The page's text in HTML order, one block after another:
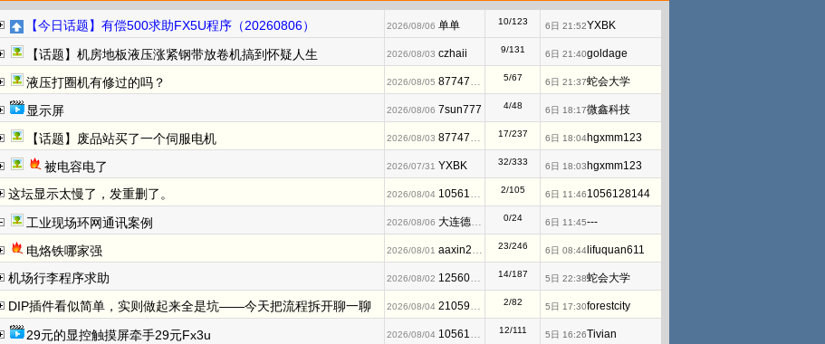
【今日话题】有偿500求助FX5U程序（20260806） 2026/08/06 单单 10/123 6日 21:52YXBK
【话题】机房地板液压涨紧钢带放卷机搞到怀疑人生 2026/08/03 czhaii 9/131 6日 21:40goldage
液压打圈机有修过的吗？ 2026/08/05 877476825 5/67 6日 21:37蛇会大学
显示屏 2026/08/06 7sun777 4/48 6日 18:17微鑫科技
【话题】废品站买了一个伺服电机 2026/08/03 877476825 17/237 6日 18:04hgxmm123
被电容电了 2026/07/31 YXBK 32/333 6日 18:03 hgxmm123
这坛显示太慢了，发重删了。 2026/08/04 1056128144 2/105 6日 11:461056128144
工业现场环网通讯案例 2026/08/06 大连德嘉工控WB 0/24 6日 11:45---
电烙铁哪家强 2026/08/01 aaxin2008 23/246 6日 08:44 lifuquan611
机场行李程序求助 2026/08/02 1256066534 14/187 5日 22:38蛇会大学
DIP插件看似简单，实则做起来全是坑——今天把流程拆开聊一聊 2026/08/04 2105939959 2/82 5日 17:30forestcity
29元的显控触摸屏牵手29元Fx3u 2026/08/04 1056128144 12/111 5日 16:26Tivian